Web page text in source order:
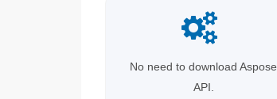
No need to download Aspose
API.